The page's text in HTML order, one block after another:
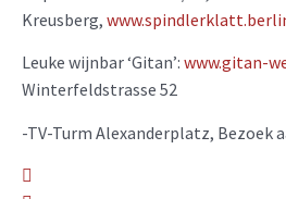
Kreusberg,
Leuke wijnbar ‘Gitan’: www.gitan-
Winterfeldstrasse 52
-TV-Turm Alexanderplatz, Bezoek